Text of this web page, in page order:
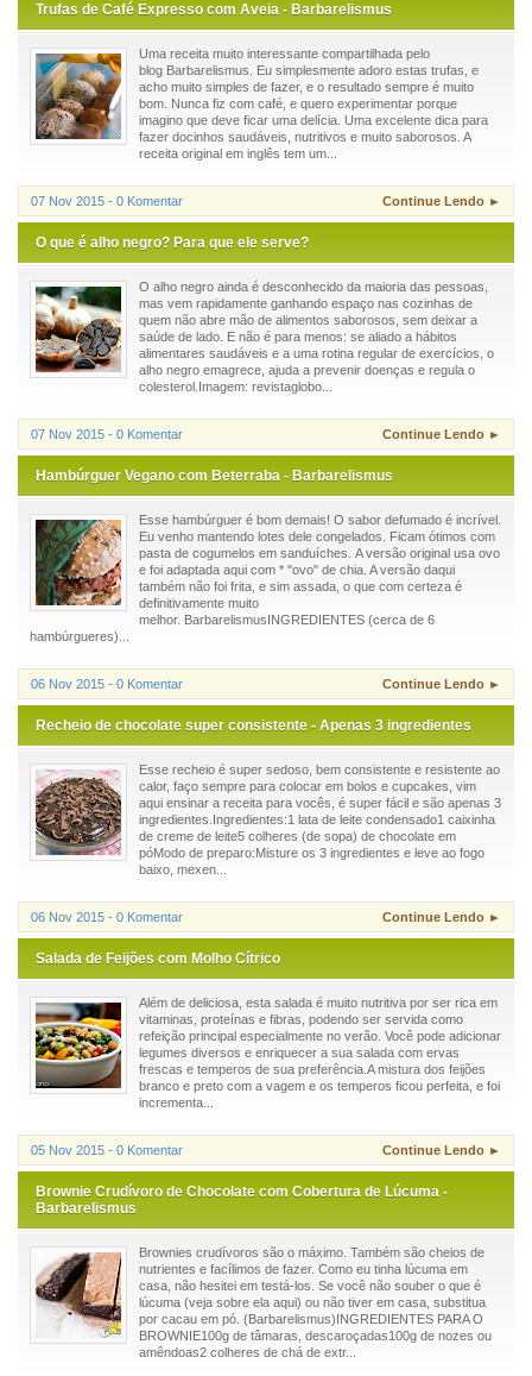
Trufas de Café Expresso com Aveia - Barbarelismus
Uma receita muito interessante compartilhada pelo
blog Barbarelismus. Eu simplesmente adoro estas trufas, e
acho muito simples de fazer, e o resultado sempre é muito
bom. Nunca fiz com café, e quero experimentar porque
imagino que deve ficar uma delícia. Uma excelente dica para
fazer docinhos saudáveis, nutritivos e muito saborosos. A
receita original em inglês tem um...
07 Nov 2015 - 0 Komentar Continue Lendo ►
O que é alho negro? Para que ele serve?
O alho negro ainda é desconhecido da maioria das pessoas,
mas vem rapidamente ganhando espaço nas cozinhas de
quem não abre mão de alimentos saborosos, sem deixar a
saúde de lado. E não é para menos: se aliado a hábitos
alimentares saudáveis e a uma rotina regular de exercícios, o
alho negro emagrece, ajuda a prevenir doenças e regula o
colesterol.Imagem: revistaglobo...
07 Nov 2015 - 0 Komentar Continue Lendo ►
Hambúrguer Vegano com Beterraba - Barbarelismus
Esse hambúrguer é bom demais! O sabor defumado é incrível.
Eu venho mantendo lotes dele congelados. Ficam ótimos com
pasta de cogumelos em sanduíches. A versão original usa ovo
e foi adaptada aqui com * "ovo" de chia. A versão daqui
também não foi frita, e sim assada, o que com certeza é
definitivamente muito
melhor. BarbarelismusINGREDIENTES (cerca de 6
hambúrgueres)...
06 Nov 2015 - 0 Komentar Continue Lendo ►
Recheio de chocolate super consistente - Apenas 3 ingredientes
Esse recheio é super sedoso, bem consistente e resistente ao
calor, faço sempre para colocar em bolos e cupcakes, vim
aqui ensinar a receita para vocês, é super fácil e são apenas 3
ingredientes.Ingredientes:1 lata de leite condensado1 caixinha
de creme de leite5 colheres (de sopa) de chocolate em
póModo de preparo:Misture os 3 ingredientes e leve ao fogo
baixo, mexen...
06 Nov 2015 - 0 Komentar Continue Lendo ►
Salada de Feijões com Molho Cítrico
Além de deliciosa, esta salada é muito nutritiva por ser rica em
vitaminas, proteínas e fibras, podendo ser servida como
refeição principal especialmente no verão. Você pode adicionar
legumes diversos e enriquecer a sua salada com ervas
frescas e temperos de sua preferência.A mistura dos feijões
branco e preto com a vagem e os temperos ficou perfeita, e foi
incrementa...
05 Nov 2015 - 0 Komentar Continue Lendo ►
Brownie Crudívoro de Chocolate com Cobertura de Lúcuma -
Barbarelismus
Brownies crudívoros são o máximo. Também são cheios de
nutrientes e facílimos de fazer. Como eu tinha lúcuma em
casa, não hesitei em testá-los. Se você não souber o que é
lúcuma (veja sobre ela aqui) ou não tiver em casa, substitua
por cacau em pó. (Barbarelismus)INGREDIENTES PARA O
BROWNIE100g de tâmaras, descaroçadas100g de nozes ou
amêndoas2 colheres de chá de extr...